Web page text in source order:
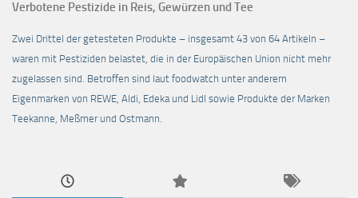
Verbotene Pestizide in Reis, Gewürzen und Tee
Zwei Drittel der getesteten Produkte – insgesamt 43 von 64 Artikeln –
waren mit Pestiziden belastet, die in der Europäischen Union nicht mehr
zugelassen sind. Betroffen sind laut foodwatch unter anderem
Eigenmarken von REWE, Aldi, Edeka und Lidl sowie Produkte der Marken
Teekanne, Meßmer und Ostmann.